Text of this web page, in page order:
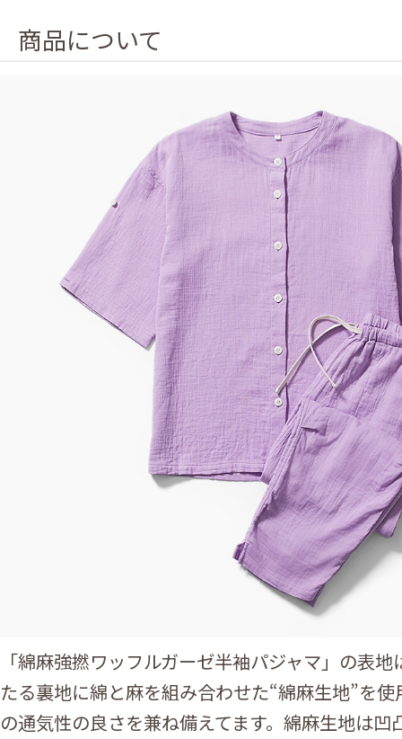
商品について
「綿麻強撚ワッフルガーゼ半袖パジャマ」の表
たる裏地に綿と麻を組み合わせた“綿麻生地”を
の通気性の良さを兼ね備えてます。綿麻生地は凹